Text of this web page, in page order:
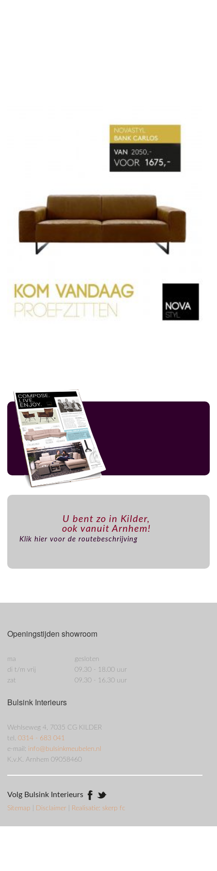
U bent zo in Kilder,
ook vanuit Arnhem!
Klik hier voor de routebeschrijving
Openingstijden showroom
ma
di t/m vrij
zat
gesloten
09.30 - 18.00 uur
09.30 - 16.30 uur
Bulsink Interieurs
Wehlseweg 4, 7035 CG KILDER
tel. 0314 - 683 041
e-mail: info@bulsinkmeubelen.nl
K.v.K. Arnhem 09058460
Volg Bulsink Interieurs
Sitemap Disclaimer Realisatie: skerp fc